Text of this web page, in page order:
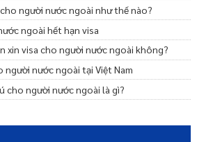
người nước ngoài như thế nào?
ngoài hết hạn visa
xin visa cho người nước ngoài không?
nước ngoài tại Việt Nam
cho người nước ngoài là gì?
lao động cho người nước ngoài tại Việt